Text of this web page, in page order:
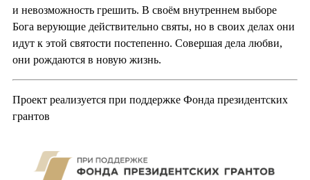
и невозможность грешить. В своём внутреннем выборе
Бога верующие действительно святы, но в своих делах они
идут к этой святости постепенно. Совершая дела любви,
они рождаются в новую жизнь.
Проект реализуется при поддержке Фонда президентских
грантов